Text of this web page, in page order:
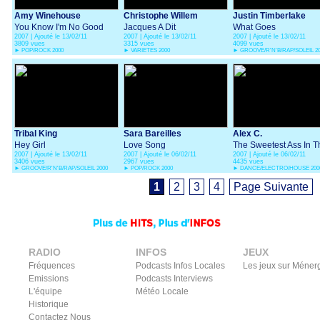
Amy Winehouse
You Know I'm No Good
2007 | Ajouté le 13/02/11
3809 vues
► POP/ROCK 2000
Christophe Willem
Jacques A Dit
2007 | Ajouté le 13/02/11
3315 vues
► VARIETES 2000
Justin Timberlake
What Goes
Around...Comes
2007 | Ajouté le 13/02/11
4099 vues
► GROOVE/R'N'B/RAP/SOLEIL
Tribal King
Hey Girl
2007 | Ajouté le 13/02/11
3406 vues
► GROOVE/R'N'B/RAP/SOLEIL 2000
Sara Bareilles
Love Song
2007 | Ajouté le 06/02/11
2967 vues
► POP/ROCK 2000
Alex C.
The Sweetest Ass In
World
2007 | Ajouté le 06/02/11
4435 vues
► DANCE/ELECTRO/HOUSE
1 2 3 4 Page Suivante
RADIO
Fréquences
Emissions
L'équipe
Historique
Contactez Nous
INFOS
Podcasts Infos Locales
Podcasts Interviews
Météo Locale
JEUX
Les jeux sur